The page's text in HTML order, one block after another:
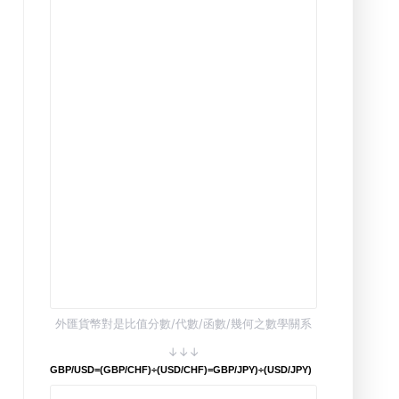
外匯貨幣對是比值分數/代數/函數/幾何之數學關系
↓↓↓
GBP/USD=(GBP/CHF)÷(USD/CHF)=GBP/JPY)÷(USD/JPY)